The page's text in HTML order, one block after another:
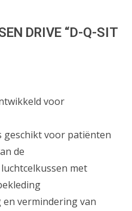
DRIVE “D-Q-SIT
voor
voor patiënten
de
met
vermindering van